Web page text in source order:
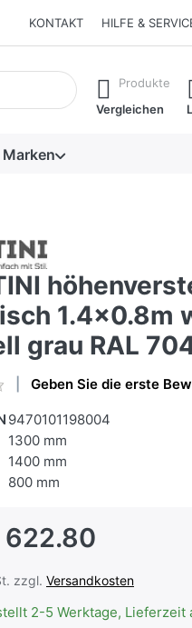
KONTAKT HILFE &
erste
Produkte
Vergleichen
Marken
1.4x0.8m
grau RAL
Geben Sie die erste
9470101198004
1300 mm
1400 mm
800 mm
622.80
zzgl. Versandkosten
2-5 Werktage, Lieferzeit